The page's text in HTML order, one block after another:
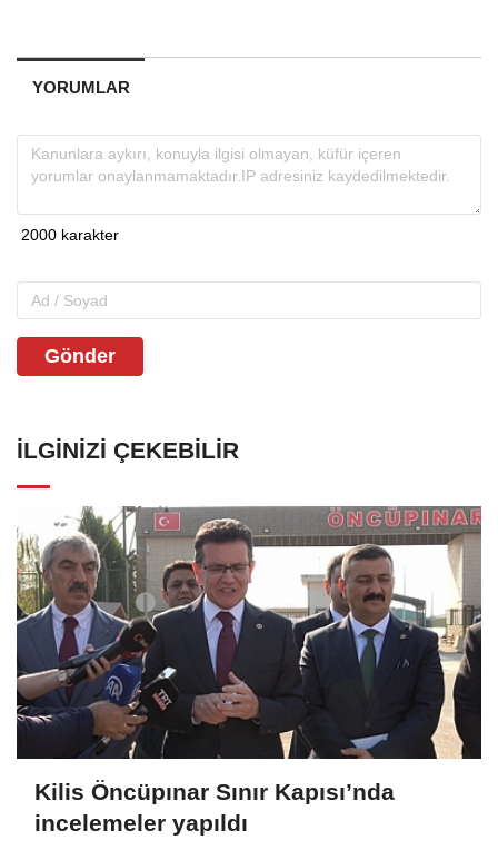
YORUMLAR
Gönder
İLGINIZI ÇEKEBILIR
Kilis Öncüpınar Sınır Kapısı’nda
incelemeler yapıldı